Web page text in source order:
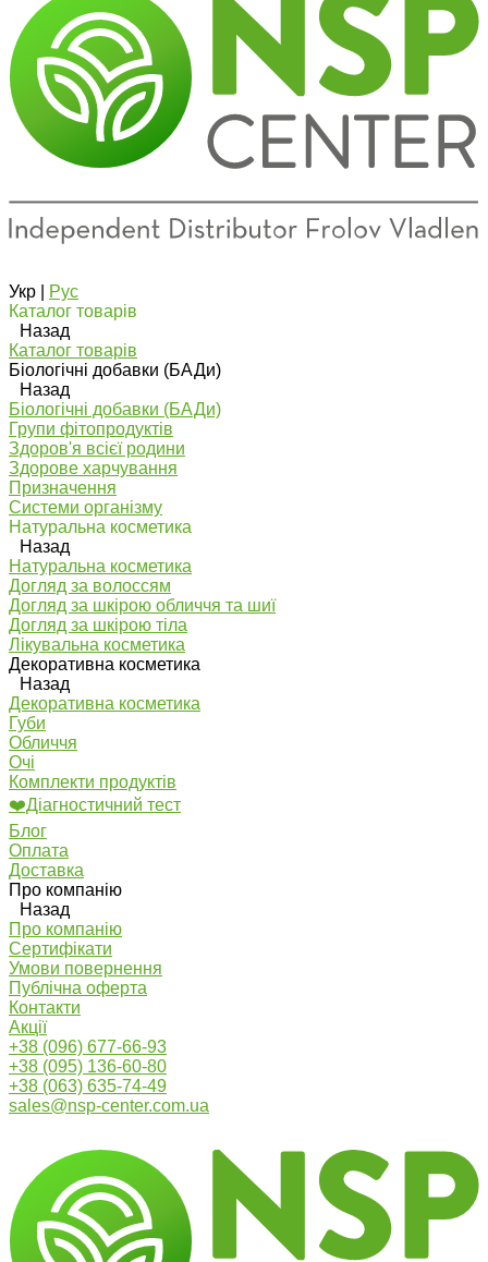
Укр
Рус
Каталог товарів
Назад
Каталог товарів
Біологічні добавки (БАДи)
Назад
Біологічні добавки (БАДи)
Групи фітопродуктів
Здоров'я всієї родини
Здорове харчування
Призначення
Системи організму
Натуральна косметика
Назад
Натуральна косметика
Догляд за волоссям
Догляд за шкірою обличчя та шиї
Догляд за шкірою тіла
Лікувальна косметика
Декоративна косметика
Назад
Декоративна косметика
Губи
Обличчя
Очі
Комплекти продуктів
❤️Діагностичний тест
Блог
Оплата
Доставка
Про компанію
Назад
Про компанію
Сертифікати
Умови повернення
Публічна оферта
Контакти
Акції
+38 (096) 677-66-93
+38 (095) 136-60-80
+38 (063) 635-74-49
sales@nsp-center.com.ua